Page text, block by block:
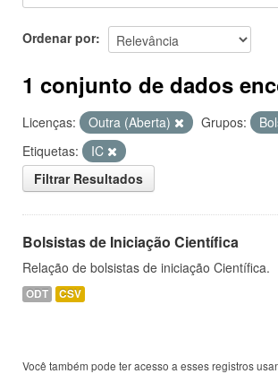
Sobre
Ordenar por
1 conjunto de dados
Licenças: Outra (Aberta) Grupos:
Etiquetas:
IC
Filtrar Resultados
Bolsistas de Iniciação Científica
Relação de bolsistas de iniciação Científica.
ODT CSV
Você também pode ter acesso a esses registros